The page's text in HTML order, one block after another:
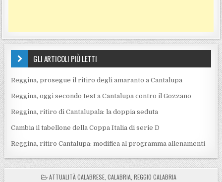
GLI ARTICOLI PIÙ LETTI
Reggina, prosegue il ritiro degli amaranto a Cantalupa
Reggina, oggi secondo test a Cantalupa contro il Gozzano
Reggina, ritiro di Cantalupala: la doppia seduta
Cambia il tabellone della Coppa Italia di serie D
Reggina, ritiro Cantalupa: modifica al programma allenamenti
POSTED IN
ATTUALITÀ CALABRESE, CALABRIA, REGGIO CALABRIA